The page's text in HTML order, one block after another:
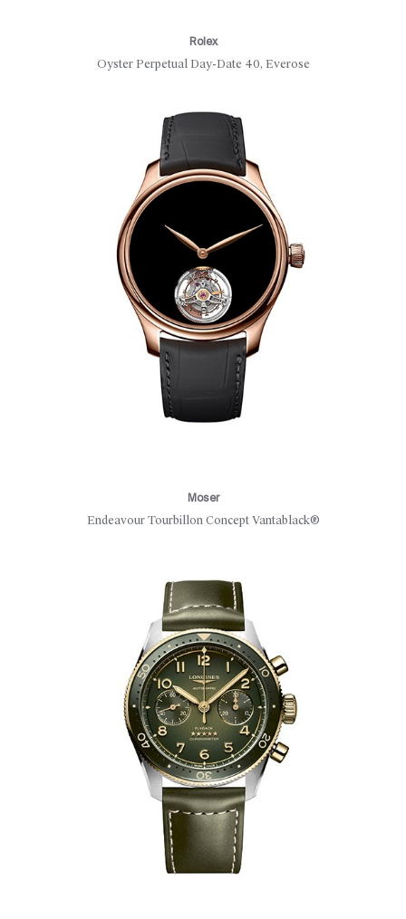
Rolex
Oyster Perpetual Day-Date 40, Everose
Moser
Endeavour Tourbillon Concept Vantablack®